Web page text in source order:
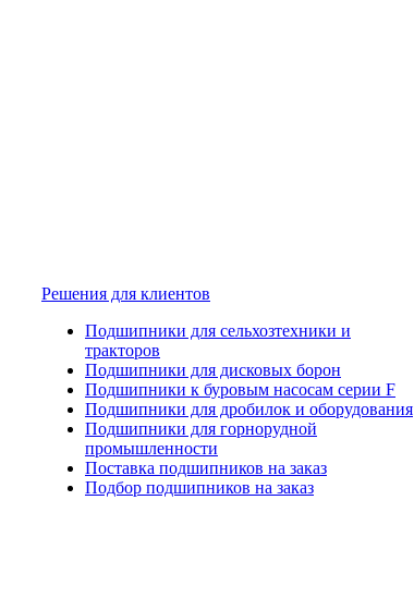
Решения для клиентов
Подшипники для сельхозтехники и
тракторов
Подшипники для дисковых борон
Подшипники к буровым насосам серии F
Подшипники для дробилок и оборудования
Подшипники для горнорудной
промышленности
Поставка подшипников на заказ
Подбор подшипников на заказ